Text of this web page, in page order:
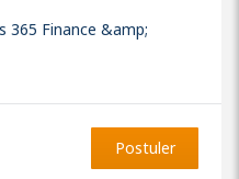
365 Finance &amp;
Postuler